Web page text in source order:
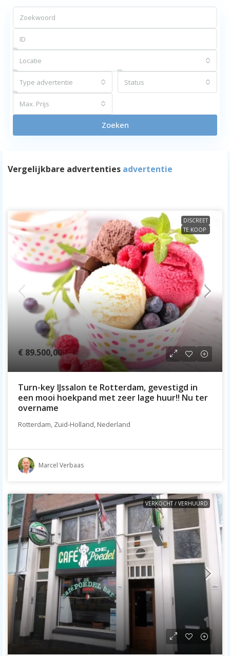
Locatie
Type advertentie Status
Max. Prijs
Zoeken
Vergelijkbare advertenties advertentie
DISCREET
TE KOOP
€ 89.500,00
Turn-key IJssalon te Rotterdam, gevestigd in
een mooi hoekpand met zeer lage huur!! Nu ter
overname
Rotterdam, Zuid-Holland, Nederland
Marcel Verbaas
VERKOCHT / VERHUURD